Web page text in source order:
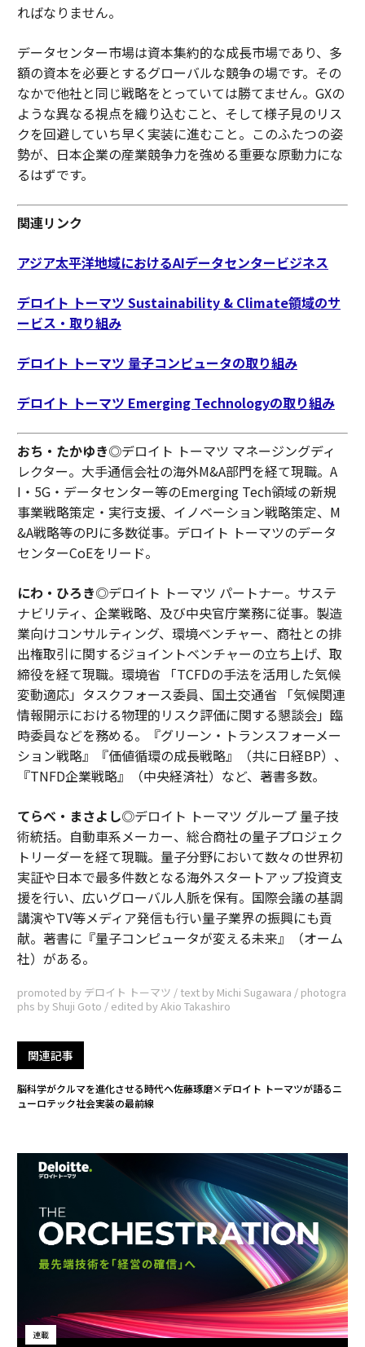
ればなりません。
データセンター市場は資本集約的な成長市場であり、多
額の資本を必要とするグローバルな競争の場です。その
なかで他社と同じ戦略をとっていては勝てません。GXの
ような異なる視点を織り込むこと、そして様子見のリス
クを回避していち早く実装に進むこと。このふたつの姿
勢が、日本企業の産業競争力を強める重要な原動力にな
るはずです。
関連リンク
アジア太平洋地域におけるAIデータセンタービジネス
デロイト トーマツ Sustainability & Climate領域のサ
ービス・取り組み
デロイト トーマツ 量子コンピュータの取り組み
デロイト トーマツ Emerging Technologyの取り組み
おち・たかゆき◎デロイト トーマツ マネージングディ
レクター。大手通信会社の海外M&A部門を経て現職。A
I・5G・データセンター等のEmerging Tech領域の新規
事業戦略策定・実行支援、イノベーション戦略策定、M
&A戦略等のPJに多数従事。デロイト トーマツのデータ
センターCoEをリード。
にわ・ひろき◎デロイト トーマツ パートナー。サステ
ナビリティ、企業戦略、及び中央官庁業務に従事。製造
業向けコンサルティング、環境ベンチャー、商社との排
出権取引に関するジョイントベンチャーの立ち上げ、取
締役を経て現職。環境省 「TCFDの手法を活用した気候
変動適応」タスクフォース委員、国土交通省 「気候関連
情報開示における物理的リスク評価に関する懇談会」臨
時委員などを務める。『グリーン・トランスフォーメー
ション戦略』『価値循環の成長戦略』（共に日経BP）、
『TNFD企業戦略』（中央経済社）など、著書多数。
てらべ・まさよし◎デロイト トーマツ グループ 量子技
術統括。自動車系メーカー、総合商社の量子プロジェク
トリーダーを経て現職。量子分野において数々の世界初
実証や日本で最多件数となる海外スタートアップ投資支
援を行い、広いグローバル人脈を保有。国際会議の基調
講演やTV等メディア発信も行い量子業界の振興にも貢
献。著書に『量子コンピュータが変える未来』（オーム
社）がある。
promoted by デロイト トーマツ / text by Michi Sugawara / photogra
phs by Shuji Goto / edited by Akio Takashiro
関連記事
脳科学がクルマを進化させる時代へ――佐藤琢磨×デロイト トーマツが語るニ
ューロテック社会実装の最前線
連載